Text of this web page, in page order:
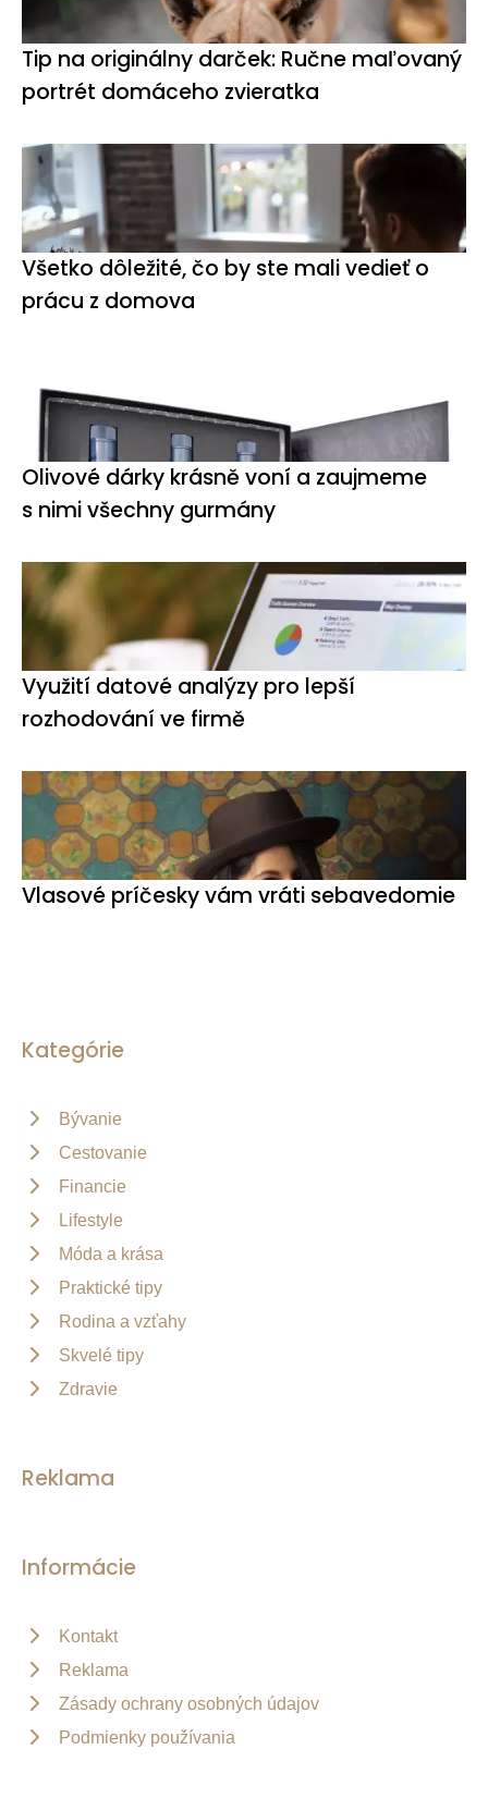
Tip na originálny darček: Ručne maľovaný
portrét domáceho zvieratka
Všetko dôležité, čo by ste mali vedieť o
prácu z domova
Olivové dárky krásně voní a zaujmeme
s nimi všechny gurmány
Využití datové analýzy pro lepší
rozhodování ve firmě
Vlasové príčesky vám vráti sebavedomie
Kategórie
Bývanie
Cestovanie
Financie
Lifestyle
Móda a krása
Praktické tipy
Rodina a vzťahy
Skvelé tipy
Zdravie
Reklama
Informácie
Kontakt
Reklama
Zásady ochrany osobných údajov
Podmienky používania